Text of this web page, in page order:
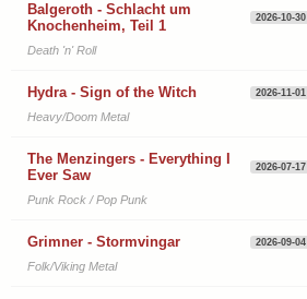
Balgeroth - Schlacht um
Knochenheim, Teil 1
2026-10-30
Death 'n' Roll
Hydra - Sign of the Witch 2026-11-01
Heavy/Doom Metal
The Menzingers - Everything I
Ever Saw
2026-07-17
Punk Rock / Pop Punk
Grimner - Stormvingar 2026-09-04
Folk/Viking Metal